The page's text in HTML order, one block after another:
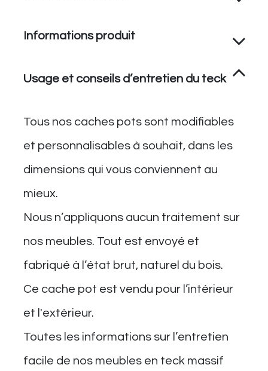
Informations produit
Usage et conseils d’entretien du teck
Tous nos caches pots sont modifiables
et personnalisables à souhait, dans les
dimensions qui vous conviennent au
mieux.
Nous n’appliquons aucun traitement sur
nos meubles. Tout est envoyé et
fabriqué à l’état brut, naturel du bois.
Ce cache pot est vendu pour l’intérieur
et l'extérieur.
Toutes les informations sur l’entretien
facile de nos meubles en teck massif